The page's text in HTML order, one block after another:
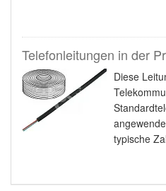
Telefonleitungen in der
Diese
typische